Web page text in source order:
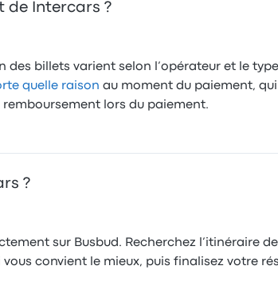
de Intercars ?
billets varient selon l’opérateur et le
quelle raison au moment du paiement,
lors du paiement.
?
sur Busbud. Recherchez l’itinéraire
convient le mieux, puis finalisez votre